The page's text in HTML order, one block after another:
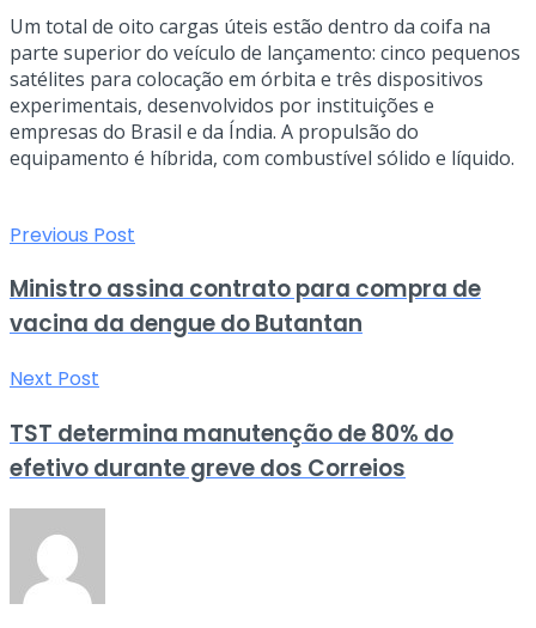
Um total de oito cargas úteis estão dentro da coifa na
parte superior do veículo de lançamento: cinco pequenos
satélites para colocação em órbita e três dispositivos
experimentais, desenvolvidos por instituições e
empresas do Brasil e da Índia. A propulsão do
equipamento é híbrida, com combustível sólido e líquido.
Previous Post
Ministro assina contrato para compra de
vacina da dengue do Butantan
Next Post
TST determina manutenção de 80% do
efetivo durante greve dos Correios